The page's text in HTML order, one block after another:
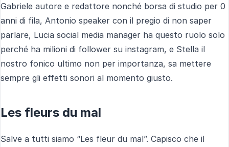
Gabriele autore e redattore nonché borsa di studio per 0
anni di fila, Antonio speaker con il pregio di non saper
parlare, Lucia social media manager ha questo ruolo solo
perché ha milioni di follower su instagram, e Stella il
nostro fonico ultimo non per importanza, sa mettere
sempre gli effetti sonori al momento giusto.
Les fleurs du mal
Salve a tutti siamo “Les fleur du mal”. Capisco che il